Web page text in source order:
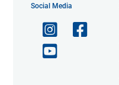
Social Media